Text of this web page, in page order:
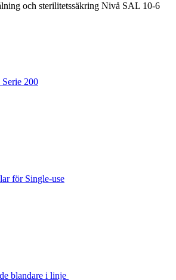
och sterilitetssäkring Nivå SAL 10-6
Serie 200
för Single-use
blandare i linje